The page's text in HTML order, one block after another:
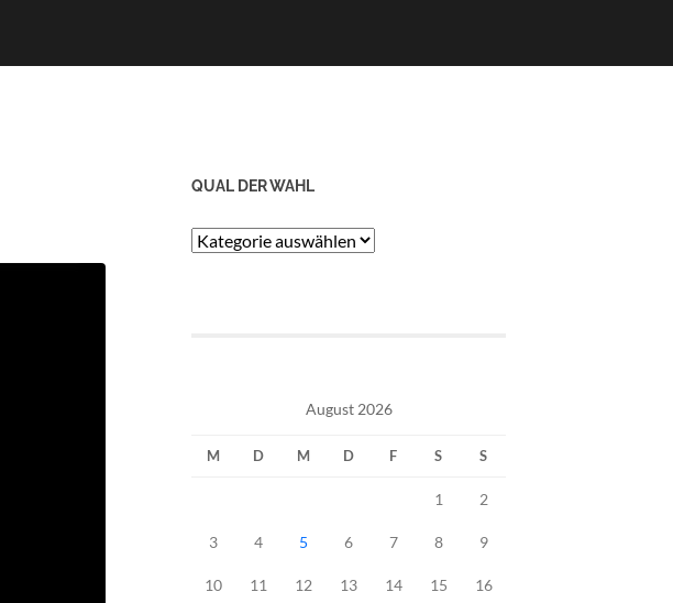
QUAL DER WAHL
Qual
August 2026
M D M D F S S
1 2
3 4 5 6 7 8 9
10 11 12 13 14 15 16